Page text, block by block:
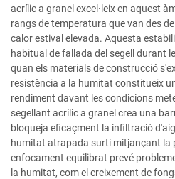
acrílic a granel excel·leix en aquest
rangs de temperatura que van des
calor estival elevada. Aquesta
habitual de fallada del segell durant
quan els materials de construcció
resistència a la humitat constitueix
rendiment davant les condicions
segellant acrílic a granel crea una
bloqueja eficaçment la infiltració
humitat atrapada surti mitjançant la
enfocament equilibrat prevé
la humitat, com el creixement de